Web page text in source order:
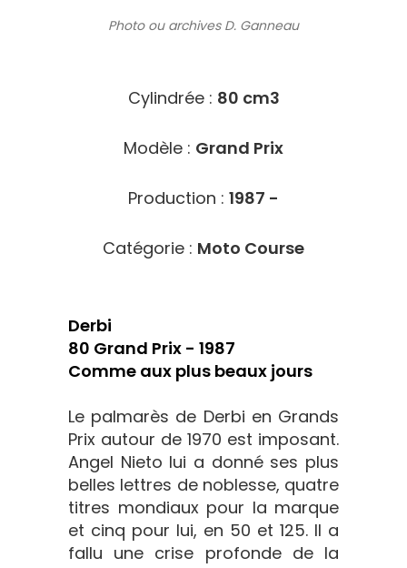
Photo ou archivesD. Ganneau
Cylindrée : 80 cm3
Modèle : Grand Prix
Production : 1987 -
Catégorie : Moto Course
Derbi
80 Grand Prix - 1987
Comme aux plus beaux jours
Le palmarès de Derbi en Grands
Prix autour de 1970 est imposant.
Angel Nieto lui a donné ses plus
belles lettres de noblesse, quatre
titres mondiaux pour la marque
et cinq pour lui, en 50 et 125. Il a
fallu une crise profonde de la